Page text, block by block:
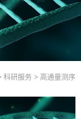
科研服务 > 高通量测序